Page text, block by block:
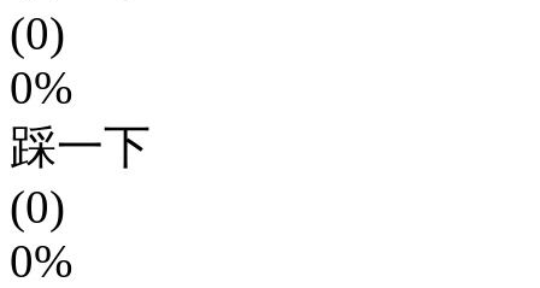
(0)
0%
踩一下
(0)
0%